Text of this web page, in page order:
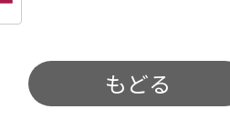
もどる